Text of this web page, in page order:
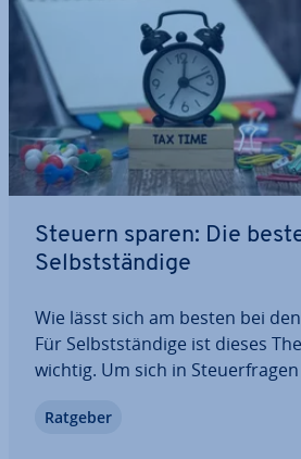
Steuern sparen: Die
Selbst­stän­di­ge
Wie lässt sich am besten bei
Für Selbst­stän­di­ge ist dieses
wichtig. Um sich in
Welche Steuern fallen an? Was
Ratgeber